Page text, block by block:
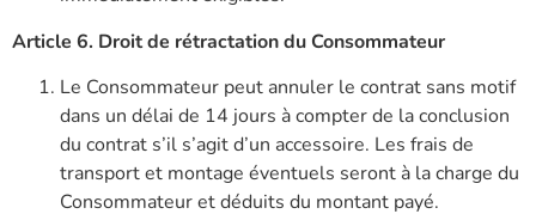
Article 6. Droit de rétractation du Consommateur
Le Consommateur peut annuler le contrat sans motif
dans un délai de 14 jours à compter de la conclusion
du contrat s’il s’agit d’un accessoire. Les frais de
transport et montage éventuels seront à la charge du
Consommateur et déduits du montant payé.